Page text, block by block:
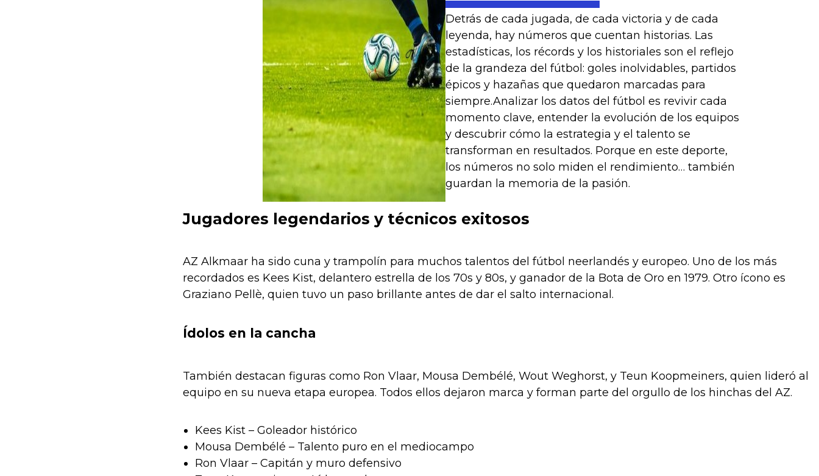
Detrás de cada jugada, de cada victoria y de cada
leyenda, hay números que cuentan historias. Las
estadísticas, los récords y los historiales son el reflejo
de la grandeza del fútbol: goles inolvidables, partidos
épicos y hazañas que quedaron marcadas para
siempre.Analizar los datos del fútbol es revivir cada
momento clave, entender la evolución de los equipos
y descubrir cómo la estrategia y el talento se
transforman en resultados. Porque en este deporte,
los números no solo miden el rendimiento… también
guardan la memoria de la pasión.
Jugadores legendarios y técnicos exitosos
AZ Alkmaar ha sido cuna y trampolín para muchos talentos del fútbol neerlandés y europeo. Uno de los más
recordados es Kees Kist, delantero estrella de los 70s y 80s, y ganador de la Bota de Oro en 1979. Otro ícono es
Graziano Pellè, quien tuvo un paso brillante antes de dar el salto internacional.
Ídolos en la cancha
También destacan figuras como Ron Vlaar, Mousa Dembélé, Wout Weghorst, y Teun Koopmeiners, quien lideró al
equipo en su nueva etapa europea. Todos ellos dejaron marca y forman parte del orgullo de los hinchas del AZ.
Kees Kist – Goleador histórico
Mousa Dembélé – Talento puro en el mediocampo
Ron Vlaar – Capitán y muro defensivo